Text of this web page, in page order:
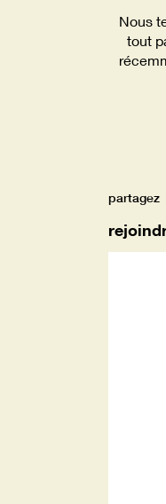
Nous
tout
partagez